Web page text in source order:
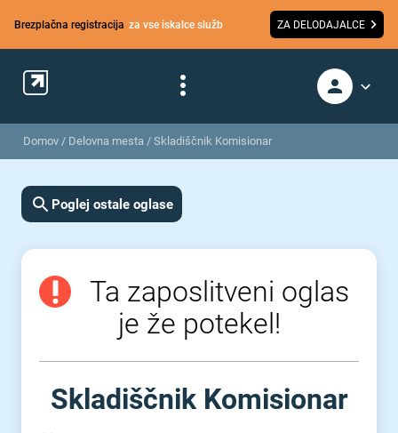
Brezplačna registracija za vse iskalce služb ZA DELODAJALCE
Domov / Delovna mesta / Skladiščnik Komisionar
Poglej ostale oglase
Ta zaposlitveni oglas
je že potekel!
Skladiščnik Komisionar